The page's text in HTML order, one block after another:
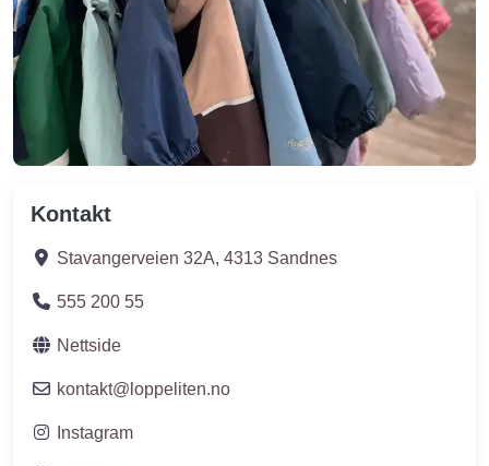
Kontakt
Stavangerveien 32A, 4313 Sandnes
555 200 55
Nettside
kontakt@ loppeliten.no
Instagram